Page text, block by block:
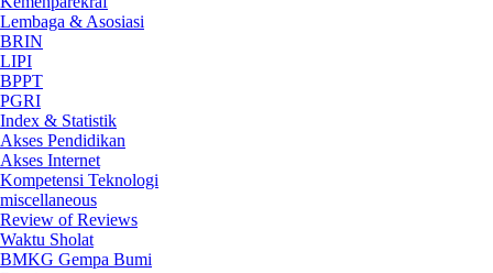
Lembaga & Asosiasi
BRIN
LIPI
BPPT
PGRI
Index & Statistik
Akses Pendidikan
Akses Internet
Kompetensi Teknologi
miscellaneous
Review of Reviews
Waktu Sholat
BMKG Gempa Bumi